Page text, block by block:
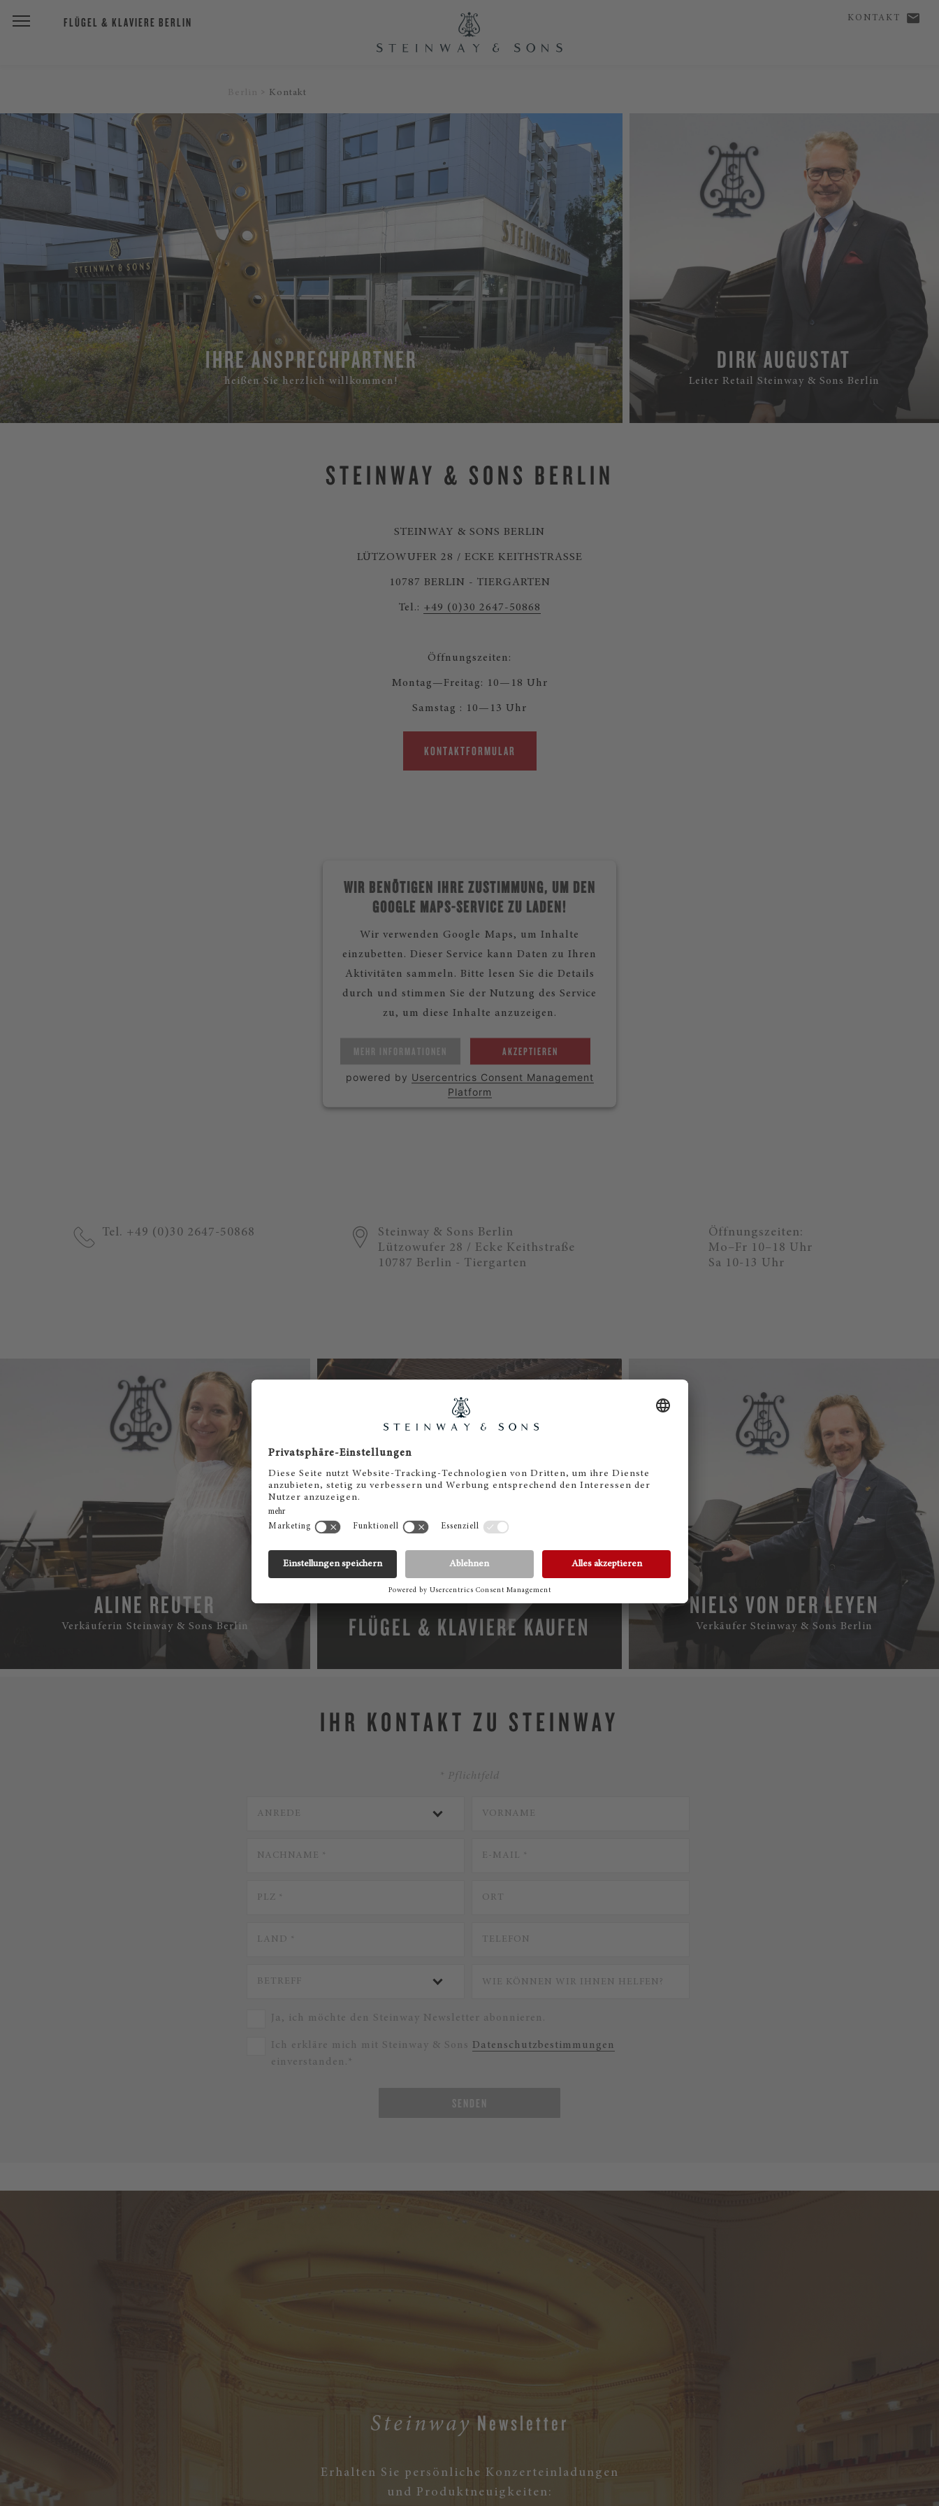
FLÜGEL & KLAVIERE BERLIN KONTAKT
Kontakt
IHRE ANSPRECHPARTNER
heißen Sie herzlich willkommen!
DIRK AUGUSTAT
Leiter Retail Steinway & Sons Berlin
STEINWAY & SONS BERLIN
STEINWAY & SONS BERLIN
LÜTZOWUFER 28 / ECKE KEITHSTRASSE
10787 BERLIN - TIERGARTEN
Tel.: +49 (0)30 2647-50868
Öffnungszeiten:
Montag—Freitag: 10—18 Uhr
Samstag : 10—13 Uhr
KONTAKTFORMULAR
WIR BENÖTIGEN IHRE ZUSTIMMUNG, UM DEN
GOOGLE MAPS-SERVICE ZU LADEN!
Wir verwenden Google Maps, um Inhalte
einzubetten. Dieser Service kann Daten zu Ihren
Aktivitäten sammeln. Bitte lesen Sie die Details
durch und stimmen Sie der Nutzung des Service
zu, um diese Inhalte anzuzeigen.
MEHR INFORMATIONEN AKZEPTIEREN
powered by Usercentrics Consent Management
Platform
Tel. +49 (0)30 2647-50868
Steinway & Sons Berlin
Lützowufer 28 / Ecke Keithstraße
10787 Berlin - Tiergarten
Öffnungszeiten:
Mo–Fr 10–18 Uhr
Sa 10-13 Uhr
ALINE REUTER
Verkäuferin Steinway & Sons Berlin FLÜGEL & KLAVIERE KAUFEN
NIELS VON DER LEYEN
Verkäufer Steinway & Sons Berlin
IHR KONTAKT ZU STEINWAY
* Pflichtfeld
Ja, ich möchte den Steinway Newsletter abonnieren.
Ich erkläre mich mit Steinway & Sons Datenschutzbestimmungen
einverstanden.*
SENDEN
Steinway Newsletter
Erhalten Sie persönliche Konzerteinladungen
und Produktneuigkeiten: